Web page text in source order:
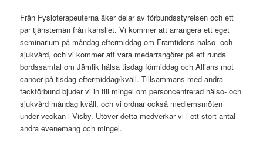
Från Fysioterapeuterna åker delar av förbundsstyrelsen och ett
par tjänstemän från kansliet. Vi kommer att arrangera ett eget
seminarium på måndag eftermiddag om Framtidens hälso- och
sjukvård, och vi kommer att vara medarrangörer på ett runda
bordssamtal om Jämlik hälsa tisdag förmiddag och Allians mot
cancer på tisdag eftermiddag/kväll. Tillsammans med andra
fackförbund bjuder vi in till mingel om personcentrerad hälso- och
sjukvård måndag kväll, och vi ordnar också medlemsmöten
under veckan i Visby. Utöver detta medverkar vi i ett stort antal
andra evenemang och mingel.